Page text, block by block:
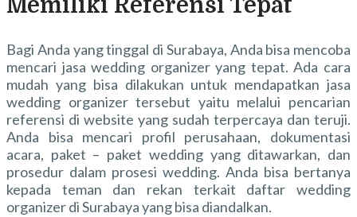
Memiliki Referensi Tepat
Bagi Anda yang tinggal di Surabaya, Anda bisa mencoba
mencari jasa wedding organizer yang tepat. Ada cara
mudah yang bisa dilakukan untuk mendapatkan jasa
wedding organizer tersebut yaitu melalui pencarian
referensi di website yang sudah terpercaya dan teruji.
Anda bisa mencari profil perusahaan, dokumentasi
acara, paket – paket wedding yang ditawarkan, dan
prosedur dalam prosesi wedding. Anda bisa bertanya
kepada teman dan rekan terkait daftar wedding
organizer di Surabayayang bisa diandalkan.